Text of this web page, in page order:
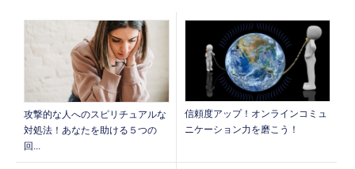
攻撃的な人へのスピリチュアルな
対処法！あなたを助ける５つの
回...
信頼度アップ！オンラインコミュ
ニケーション力を磨こう！